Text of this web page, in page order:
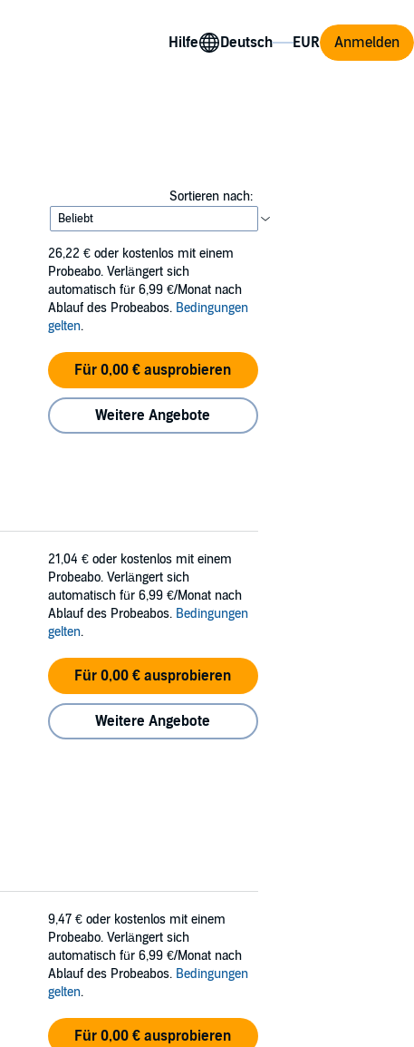
Hilfe Anmelden
Sortieren nach:
26,22 € oder kostenlos mit einem
Probeabo. Verlängert sich
automatisch für 6,99 €/Monat nach
Ablauf des Probeabos. Bedingungen
gelten.
Für 0,00 € ausprobieren
Weitere Angebote
21,04 € oder kostenlos mit einem
Probeabo. Verlängert sich
automatisch für 6,99 €/Monat nach
Ablauf des Probeabos. Bedingungen
gelten.
Für 0,00 € ausprobieren
Weitere Angebote
9,47 € oder kostenlos mit einem
Probeabo. Verlängert sich
automatisch für 6,99 €/Monat nach
Ablauf des Probeabos. Bedingungen
gelten.
Für 0,00 € ausprobieren